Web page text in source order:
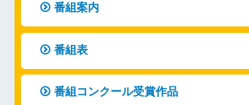
番組案内
番組表
番組コンクール受賞作品